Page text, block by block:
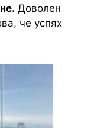
Доволен
че успях